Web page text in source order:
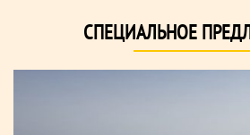
СПЕЦИАЛЬНОЕ